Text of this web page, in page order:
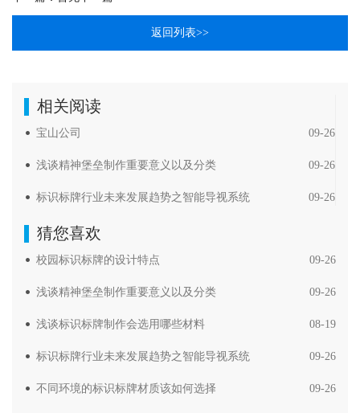
返回列表>>
相关阅读
宝山公司 09-26
浅谈精神堡垒制作重要意义以及分类 09-26
标识标牌行业未来发展趋势之智能导视系统 09-26
猜您喜欢
校园标识标牌的设计特点 09-26
浅谈精神堡垒制作重要意义以及分类 09-26
浅谈标识标牌制作会选用哪些材料 08-19
标识标牌行业未来发展趋势之智能导视系统 09-26
不同环境的标识标牌材质该如何选择 09-26